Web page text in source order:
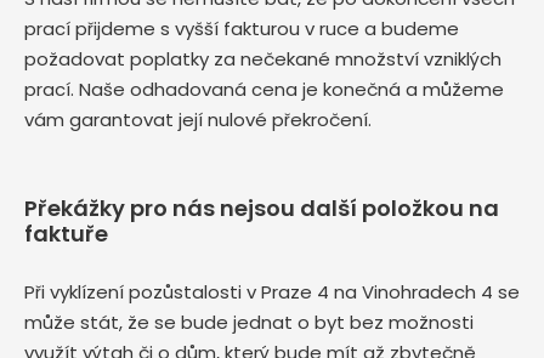
prací přijdeme s vyšší fakturou v ruce a budeme
požadovat poplatky za nečekané množství vzniklých
prací. Naše odhadovaná cena je konečná a můžeme
vám garantovat její nulové překročení.
Překážky pro nás nejsou další položkou na
faktuře
Při vyklízení pozůstalosti v Praze 4 na Vinohradech 4 se
může stát, že se bude jednat o byt bez možnosti
využít výtah či o dům, který bude mít až zbytečně